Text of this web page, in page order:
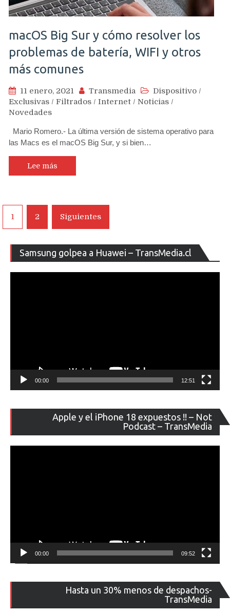
macOS Big Sur y cómo resolver los
problemas de batería, WIFI y otros
más comunes
11 enero, 2021 Transmedia Dispositivo /
Exclusivas / Filtrados / Internet / Noticias /
Novedades
Mario Romero.- La última versión de sistema operativo para
las Macs es el macOS Big Sur, y si bien…
Lee más
Navegación
de
entradas
1 2 Siguientes
Samsung golpea a Huawei – TransMedia.cl
de
00:00 12:51
Apple y el iPhone 18 expuestos !! – Not
Podcast – TransMedia
de
00:00 09:52
Hasta un 30% menos de despachos-
TransMedia
de